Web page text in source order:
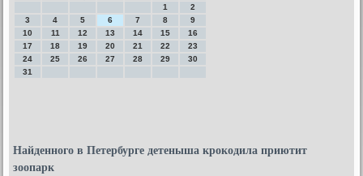
1
2
3
4 5 6 7 8
9
10
11 12 13 14 15
16
17
18 19 20 21 22
23
24
25 26 27 28 29
30
31
Найденного в Петербурге детеныша крокодила приютит
зоопарк